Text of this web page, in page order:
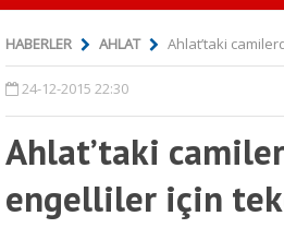
HABERLER AHLAT Ahlat’taki
24-12-2015 22:30
Ahlat’taki
engelliler için